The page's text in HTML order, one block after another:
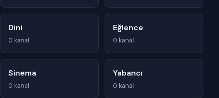
Dini
0 kanal
Eğlence
0 kanal
Sinema
0 kanal
Yabancı
0 kanal